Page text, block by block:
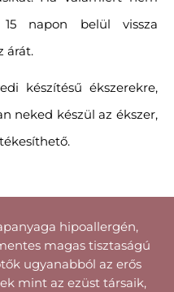
napon belül vissza
árát.
készítésű ékszerekre,
neked készül az ékszer,
hipoallergén,
magas tisztaságú
ugyanabból az erős
mint az ezüst társaik,